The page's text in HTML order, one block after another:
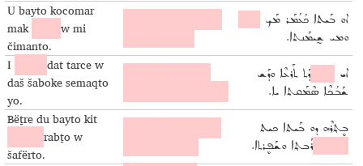
U bayto kocomar
mak
w mi
čimanto.
ܐܘ ܒܰܝܬܐ ܟܳܥܳܡܰܪ ܡܰܟ
ܘܡܝ ܫ̰ܝܡܰܢܬܐ.
I
dat tarce w
daš šaboke semaqto
yo.
ܐܝ
ܕܰܬ ܬܰܪܥܶܐ ܘܕܰܫ
ܫܰܒܳܟܶܐ ܣܶܡܰܩܬܐ ܝܐ.
Bëṯre du bayto kit
rabṯo w
šafërto.
ܒܷܬ݂ܪܶܗ ܕܘ ܒܰܝܬܐ ܟܝܬ
ܪܰܒܬ݂ܐ ܘܫܰܦܷܪܬܐ.